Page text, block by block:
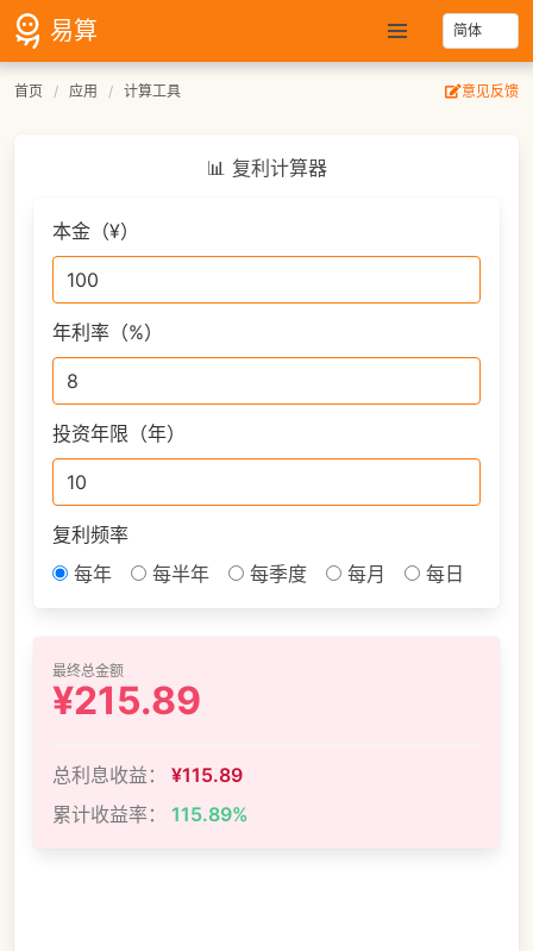
易算
首页 应用 计算工具 意见反馈
📊 复利计算器
本金（¥）
年利率（%）
投资年限（年）
复利频率
每年
每半年 每季度 每月 每日
最终总金额
¥215.89
总利息收益：
¥115.89
累计收益率：
115.89%